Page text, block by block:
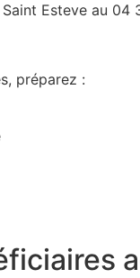
Saint Esteve au
préparez :